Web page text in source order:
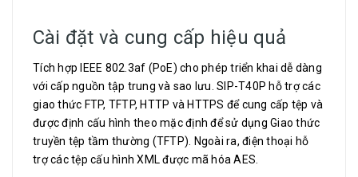
Cài đặt và cung cấp hiệu quả
Tích hợp IEEE 802.3af (PoE) cho phép triển khai dễ dàng
với cấp nguồn tập trung và sao lưu. SIP-T40P hỗ trợ các
giao thức FTP, TFTP, HTTP và HTTPS để cung cấp tệp và
được định cấu hình theo mặc định để sử dụng Giao thức
truyền tệp tầm thường (TFTP). Ngoài ra, điện thoại hỗ
trợ các tệp cấu hình XML được mã hóa AES.